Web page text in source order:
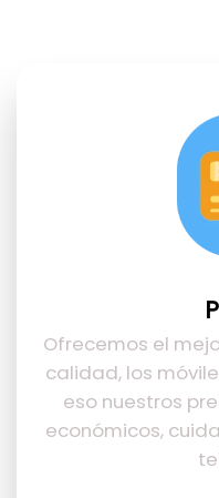
Ofrecemos el
calidad, los
eso nuestros
económicos,